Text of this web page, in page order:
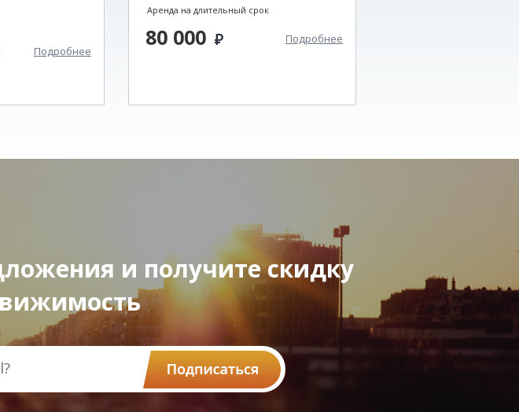
Подробнее
Аренда на длительный срок
80 000 Подробнее
и получите скидку